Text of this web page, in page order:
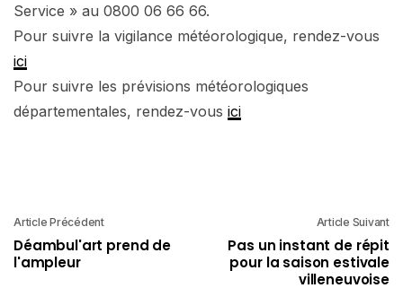
Service » au 0800 06 66 66.
Pour suivre la vigilance météorologique, rendez-vous
ici
Pour suivre les prévisions météorologiques
départementales, rendez-vous ici
Article Précédent
Déambul'art prend de
l'ampleur
Article Suivant
Pas un instant de répit
pour la saison estivale
villeneuvoise